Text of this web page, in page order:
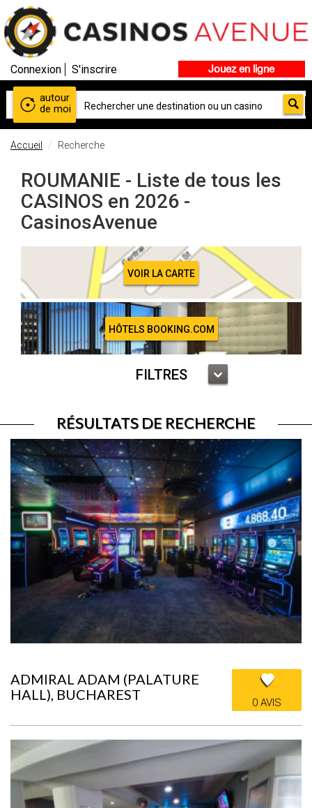
Connexion S'inscrire Jouez en ligne
autour
de moi
Accueil Recherche
ROUMANIE - Liste de tous les
CASINOS en 2026 -
CasinosAvenue
VOIR LA CARTE
HÔTELS BOOKING.COM
FILTRES
RÉSULTATS DE RECHERCHE
ADMIRAL ADAM (PALATURE
HALL), BUCHAREST
0 AVIS